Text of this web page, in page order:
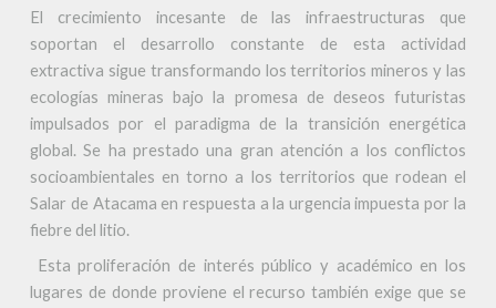
El crecimiento incesante de las infraestructuras que
soportan el desarrollo constante de esta actividad
extractiva sigue transformando los territorios mineros y las
ecologías mineras bajo la promesa de deseos futuristas
impulsados por el paradigma de la transición energética
global. Se ha prestado una gran atención a los conflictos
socioambientales en torno a los territorios que rodean el
Salar de Atacama en respuesta a la urgencia impuesta por la
fiebre del litio.
Esta proliferación de interés público y académico en los
lugares de donde proviene el recurso también exige que se